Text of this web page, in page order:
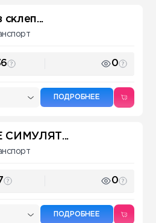
склеп...
0
ПОДРОБНЕЕ
СИМУЛЯТ...
0
ПОДРОБНЕЕ